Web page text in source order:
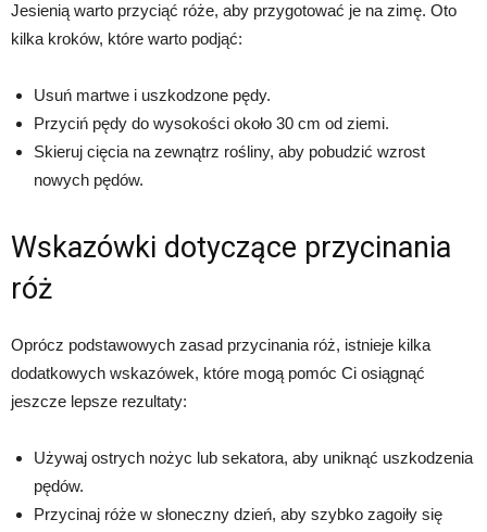
Jesienią warto przyciąć róże, aby przygotować je na zimę. Oto
kilka kroków, które warto podjąć:
Usuń martwe i uszkodzone pędy.
Przyciń pędy do wysokości około 30 cm od ziemi.
Skieruj cięcia na zewnątrz rośliny, aby pobudzić wzrost
nowych pędów.
Wskazówki dotyczące przycinania
róż
Oprócz podstawowych zasad przycinania róż, istnieje kilka
dodatkowych wskazówek, które mogą pomóc Ci osiągnąć
jeszcze lepsze rezultaty:
Używaj ostrych nożyc lub sekatora, aby uniknąć uszkodzenia
pędów.
Przycinaj róże w słoneczny dzień, aby szybko zagoiły się